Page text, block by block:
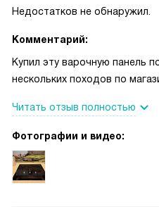
Недостатков не обнаружил.
Комментарий:
Купил эту варочную панель
нескольких походов по
когда нужно быстро
функция PowerBoost
приготовить ужин для
рыбу и овощи — fryingSensor
Читать отзыв полностью
Фотографии и видео: